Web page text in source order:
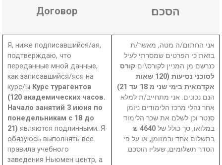
Договор הסכם
Я, ниже подписавшийся/ая,
подтверждаю, что
переданные мной данные,
как записавшийся/яся на
курс/ы Курс турагентов
(120 академических часов.
Начало занятий 3 июня по
понедельникам с 18 до
21)являются подлинными. Я
обязуюсь выполнять все
правила учебного
заведения Ньюмен центр, а
אני החתום/ה מטה, מאשר/ת
בזאת כי הפרטים שמסרתי לעיל
כנרשם מן המניין לקורס\ים קורס
לסוכני נסיעות (120 שאות
אקדמאית בימי שני מ 18 עד 21)
הנם נכונים. אני מתחייב/ת למלא
אחר נהלי מרכז הלימודים ניומן
סנטר וכן לשלם את שכר הלימוד
במלואו, סך כולל של 4640
₪
בתשלום אחד ובמזומן, או על פי
הסדר תשלומים, שעליו הוסכם.